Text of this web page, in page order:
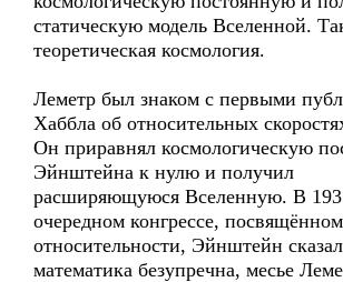
статическую модель Вселенной.
теоретическая космология.
Леметр был знаком с первыми
Хаббла об относительных
Он приравнял космологическую
Эйнштейна к нулю и получил
расширяющуюся Вселенную. В
очередном конгрессе,
относительности, Эйнштейн
математика безупречна, месье